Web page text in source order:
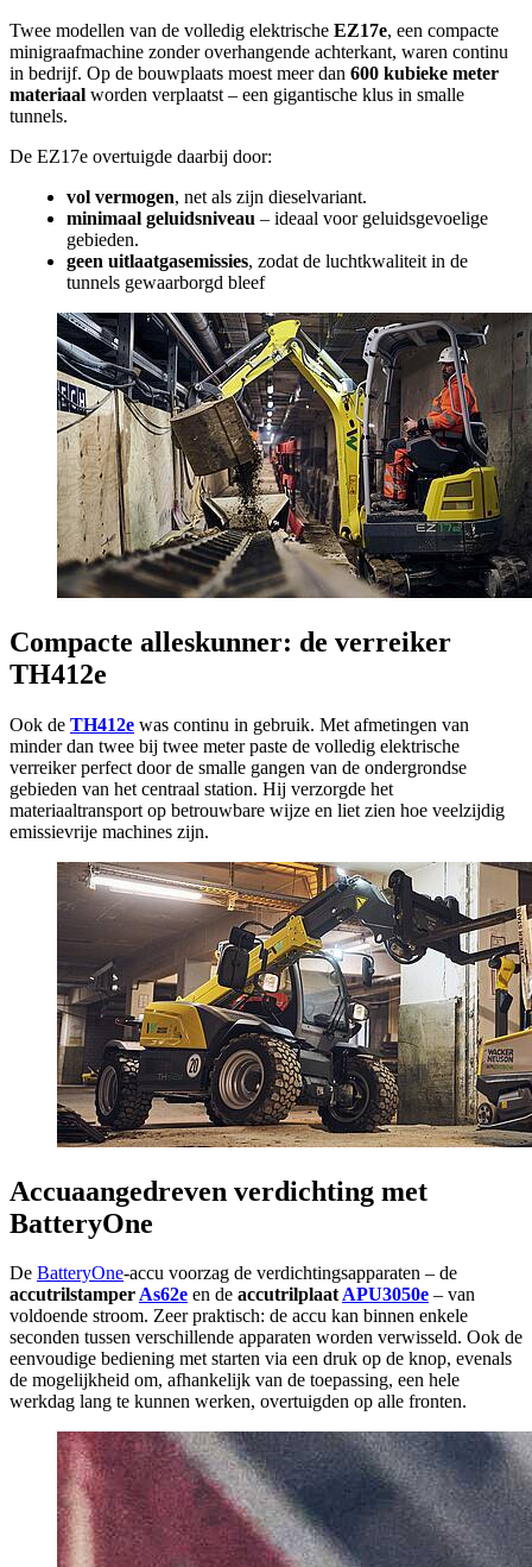
Twee modellen van de volledig elektrische EZ17e, een compacte
minigraafmachine zonder overhangende achterkant, waren continu
in bedrijf. Op de bouwplaats moest meer dan 600 kubieke meter
materiaal worden verplaatst – een gigantische klus in smalle
tunnels.
De EZ17e overtuigde daarbij door:
vol vermogen, net als zijn dieselvariant.
minimaal geluidsniveau – ideaal voor geluidsgevoelige
gebieden.
geen uitlaatgasemissies, zodat de luchtkwaliteit in de
tunnels gewaarborgd bleef
Compacte alleskunner: de verreiker
TH412e
Ook de TH412e was continu in gebruik. Met afmetingen van
minder dan twee bij twee meter paste de volledig elektrische
verreiker perfect door de smalle gangen van de ondergrondse
gebieden van het centraal station. Hij verzorgde het
materiaaltransport op betrouwbare wijze en liet zien hoe veelzijdig
emissievrije machines zijn.
Accuaangedreven verdichting met
BatteryOne
De BatteryOne-accu voorzag de verdichtingsapparaten – de
accutrilstamperAs62e en de accutrilplaatAPU3050e – van
voldoende stroom. Zeer praktisch: de accu kan binnen enkele
seconden tussen verschillende apparaten worden verwisseld. Ook de
eenvoudige bediening met starten via een druk op de knop, evenals
de mogelijkheid om, afhankelijk van de toepassing, een hele
werkdag lang te kunnen werken, overtuigden op alle fronten.